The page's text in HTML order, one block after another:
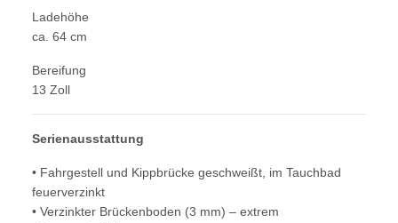
Ladehöhe
ca. 64 cm
Bereifung
13 Zoll
Serienausstattung
• Fahrgestell und Kippbrücke geschweißt, im Tauchbad
feuerverzinkt
• Verzinkter Brückenboden (3 mm) – extrem